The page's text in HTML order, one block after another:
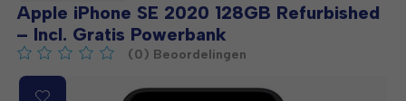
Apple iPhone SE 2020 128GB Refurbished
– Incl. Gratis Powerbank
De beoordeling van dit product is0van de 5
(0) Beoordelingen
Product image slideshow Items